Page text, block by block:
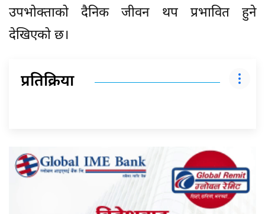
उपभोक्ताको दैनिक जीवन थप प्रभावित हुने
देखिएको छ।
प्रतिक्रिया